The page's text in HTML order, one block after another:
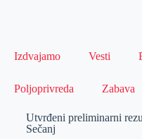
Izdvajamo Vesti
Poljoprivreda Zabava
Utvrđeni preliminarni
Sečanj